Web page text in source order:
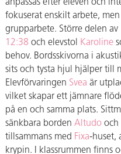
anpassas efter eleven och
fokuserat enskilt arbete,
grupparbete. Större delen
12:38 och elevstol Karoline
behov. Bordsskivorna i
sits och tysta hjul hjälper till
Elevförvaringen Svea är
vilket skapar ett jämnare
på en och samma plats.
sänkbara borden Altudo och
tillsammans med Fixa-huset,
krypin. I klassrummen finns